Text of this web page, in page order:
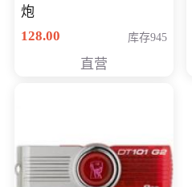
炮
128.00
库存945
直营